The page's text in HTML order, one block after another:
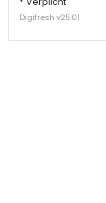
Digifresh v25.01